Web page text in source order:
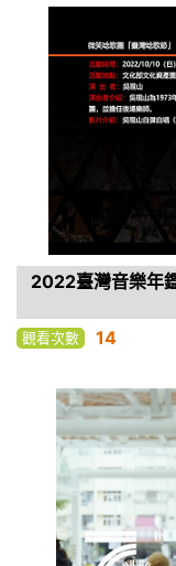
2022臺灣音樂年
觀看次數 14